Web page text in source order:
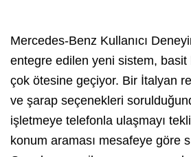
Mercedes-Benz Kullanıcı
entegre edilen yeni sistem, basit
çok ötesine geçiyor. Bir İtalyan
ve şarap seçenekleri
işletmeye telefonla ulaşmayı
konum araması mesafeye göre